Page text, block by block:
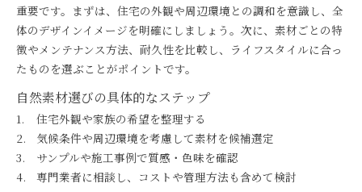
重要です。まずは、住宅の外観や周辺環境との調和を意識し、全
体のデザインイメージを明確にしましょう。次に、素材ごとの特
徴やメンテナンス方法、耐久性を比較し、ライフスタイルに合っ
たものを選ぶことがポイントです。
自然素材選びの具体的なステップ
住宅外観や家族の希望を整理する
気候条件や周辺環境を考慮して素材を候補選定
サンプルや施工事例で質感・色味を確認
専門業者に相談し、コストや管理方法も含めて検討